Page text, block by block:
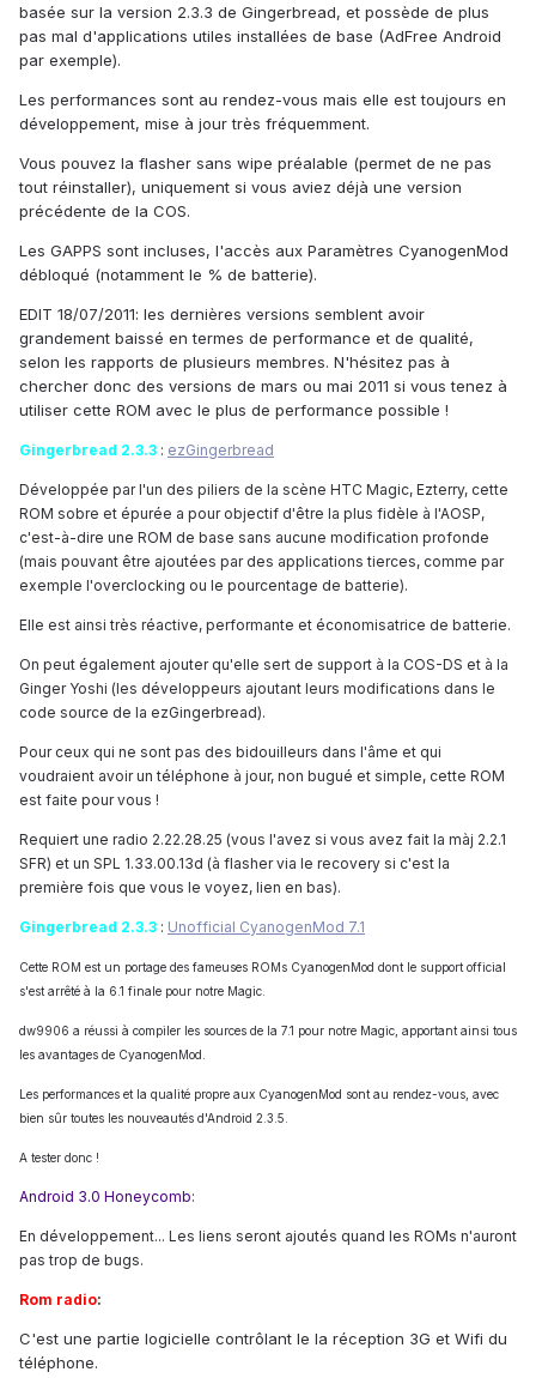
basée sur la version 2.3.3 de Gingerbread, et possède de plus
pas mal d'applications utiles installées de base (AdFree Android
par exemple).
Les performances sont au rendez-vous mais elle est toujours en
développement, mise à jour très fréquemment.
Vous pouvez la flasher sans wipe préalable (permet de ne pas
tout réinstaller), uniquement si vous aviez déjà une version
précédente de la COS.
Les GAPPS sont incluses, l'accès aux Paramètres CyanogenMod
débloqué (notamment le % de batterie).
EDIT 18/07/2011: les dernières versions semblent avoir
grandement baissé en termes de performance et de qualité,
selon les rapports de plusieurs membres. N'hésitez pas à
chercher donc des versions de mars ou mai 2011 si vous tenez à
utiliser cette ROM avec le plus de performance possible !
Gingerbread 2.3.3 : ezGingerbread
Développée par l'un des piliers de la scène HTC Magic, Ezterry, cette
ROM sobre et épurée a pour objectif d'être la plus fidèle à l'AOSP,
c'est-à-dire une ROM de base sans aucune modification profonde
(mais pouvant être ajoutées par des applications tierces, comme par
exemple l'overclocking ou le pourcentage de batterie).
Elle est ainsi très réactive, performante et économisatrice de batterie.
On peut également ajouter qu'elle sert de support à la COS-DS et à la
Ginger Yoshi (les développeurs ajoutant leurs modifications dans le
code source de la ezGingerbread).
Pour ceux qui ne sont pas des bidouilleurs dans l'âme et qui
voudraient avoir un téléphone à jour, non bugué et simple, cette ROM
est faite pour vous !
Requiert une radio 2.22.28.25 (vous l'avez si vous avez fait la màj 2.2.1
SFR) et un SPL 1.33.00.13d (à flasher via le recovery si c'est la
première fois que vous le voyez, lien en bas).
Gingerbread 2.3.3 : Unofficial CyanogenMod 7.1
Cette ROM est un portage des fameuses ROMs CyanogenMod dont le support official
s'est arrêté à la 6.1 finale pour notre Magic.
dw9906 a réussi à compiler les sources de la 7.1 pour notre Magic, apportant ainsi tous
les avantages de CyanogenMod.
Les performances et la qualité propre aux CyanogenMod sont au rendez-vous, avec
bien sûr toutes les nouveautés d'Android 2.3.5.
A tester donc !
Android 3.0 Honeycomb:
En développement... Les liens seront ajoutés quand les ROMs n'auront
pas trop de bugs.
Rom radio:
C'est une partie logicielle contrôlant le la réception 3G et Wifi du
téléphone.